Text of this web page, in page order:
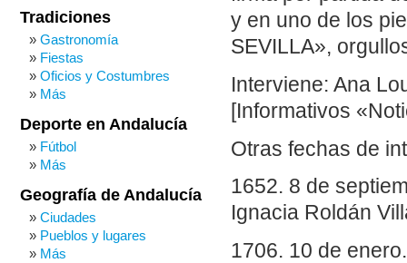
y en uno de los
SEVILLA»,
Interviene: Ana
[Informativos
Otras fechas de
1652. 8 de
Ignacia Roldán
1706. 10 de
Tradiciones
Gastronomía
Fiestas
Oficios y Costumbres
Más
Deporte en Andalucía
Fútbol
Más
Geografía de Andalucía
Ciudades
Pueblos y lugares
Más